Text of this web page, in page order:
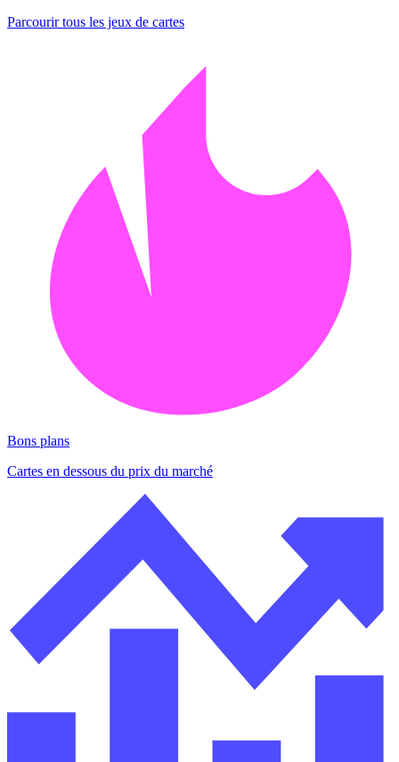
Parcourir tous les jeux de cartes
Bons plans
Cartes en dessous du prix du marché